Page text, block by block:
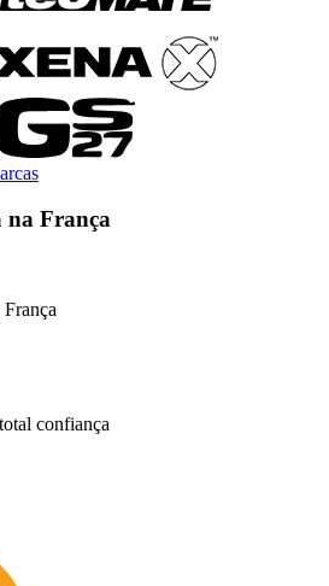
na França
confiança